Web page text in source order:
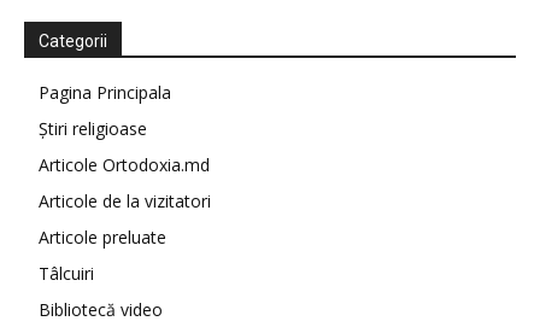
Categorii
Pagina Principala
Știri religioase
Articole Ortodoxia.md
Articole de la vizitatori
Articole preluate
Tâlcuiri
Bibliotecă video